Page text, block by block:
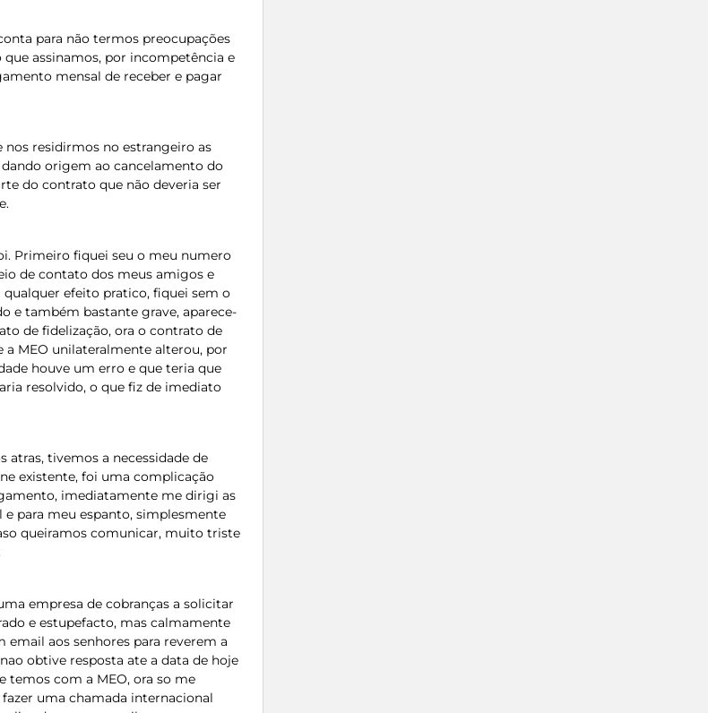
para não termos preocupações
assinamos, por incompetência e
mensal de receber e pagar
nos residirmos no estrangeiro as
origem ao cancelamento do
do contrato que não deveria ser
Primeiro fiquei seu o meu numero
de contato dos meus amigos e
efeito pratico, fiquei sem o
e também bastante grave, aparece-
de fidelização, ora o contrato de
MEO unilateralmente alterou, por
houve um erro e que teria que
resolvido, o que fiz de imediato
atras, tivemos a necessidade de
existente, foi uma complicação
imediatamente me dirigi as
para meu espanto, simplesmente
queiramos comunicar, muito triste
empresa de cobranças a solicitar
e estupefacto, mas calmamente
aos senhores para reverem a
obtive resposta ate a data de hoje
temos com a MEO, ora so me
uma chamada internacional